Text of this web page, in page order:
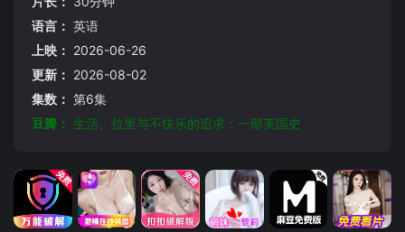
语言： 英语
上映： 2026-06-26
更新： 2026-08-02
集数： 第6集
豆瓣： 生活、拉里与不快乐的追求：一部美国史